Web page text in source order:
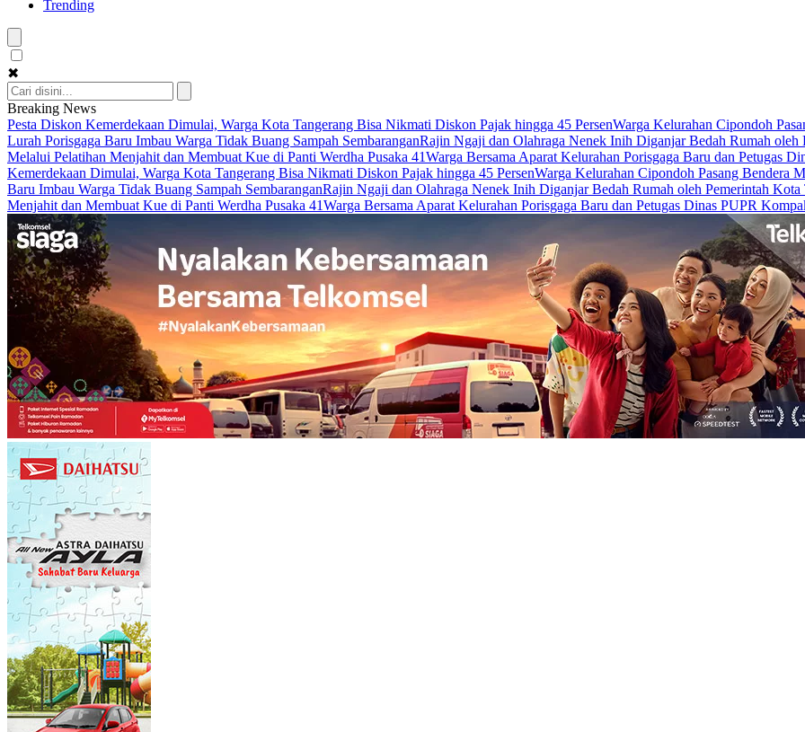
Trending
✖
Breaking News
Pesta Diskon Kemerdekaan Dimulai, Warga Kota Tangerang Bisa Nikmati Diskon Pajak hingga 45 PersenWarga Kelurahan Cipondoh
Lurah Porisgaga Baru Imbau Warga Tidak Buang Sampah SembaranganRajin Ngaji dan Olahraga Nenek Inih Diganjar Bedah Rumah oleh
Melalui Pelatihan Menjahit dan Membuat Kue di Panti Werdha Pusaka 41Warga Bersama Aparat Kelurahan Porisgaga Baru dan Petugas
Kemerdekaan Dimulai, Warga Kota Tangerang Bisa Nikmati Diskon Pajak hingga 45 PersenWarga Kelurahan Cipondoh Pasang Bendera
Baru Imbau Warga Tidak Buang Sampah SembaranganRajin Ngaji dan Olahraga Nenek Inih Diganjar Bedah Rumah oleh Pemerintah Kota
Menjahit dan Membuat Kue di Panti Werdha Pusaka 41Warga Bersama Aparat Kelurahan Porisgaga Baru dan Petugas Dinas PUPR